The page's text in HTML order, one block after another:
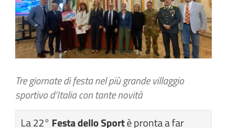
Tre giornate di festa nel più grande villaggio
sportivo d’Italia con tante novità
La 22° Festa dello Sportè pronta a far